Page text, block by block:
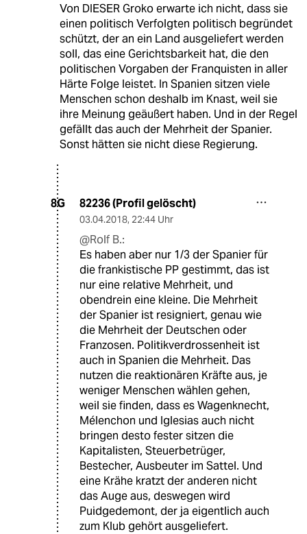
Von DIESER Groko erwarte ich nicht, dass sie
einen politisch Verfolgten politisch begründet
schützt, der an ein Land ausgeliefert werden
soll, das eine Gerichtsbarkeit hat, die den
politischen Vorgaben der Franquisten in aller
Härte Folge leistet. In Spanien sitzen viele
Menschen schon deshalb im Knast, weil sie
ihre Meinung geäußert haben. Und in der Regel
gefällt das auch der Mehrheit der Spanier.
Sonst hätten sie nicht diese Regierung.
8G 82236 (Profil gelöscht)
03.04.2018, 22:44 Uhr
@Rolf B.:
Es haben aber nur 1/3 der Spanier für
die frankistische PP gestimmt, das ist
nur eine relative Mehrheit, und
obendrein eine kleine. Die Mehrheit
der Spanier ist resigniert, genau wie
die Mehrheit der Deutschen oder
Franzosen. Politikverdrossenheit ist
auch in Spanien die Mehrheit. Das
nutzen die reaktionären Kräfte aus, je
weniger Menschen wählen gehen,
weil sie finden, dass es Wagenknecht,
Mélenchon und Iglesias auch nicht
bringen desto fester sitzen die
Kapitalisten, Steuerbetrüger,
Bestecher, Ausbeuter im Sattel. Und
eine Krähe kratzt der anderen nicht
das Auge aus, deswegen wird
Puidgedemont, der ja eigentlich auch
zum Klub gehört ausgeliefert.